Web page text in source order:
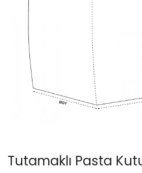
Tutamaklı Pasta